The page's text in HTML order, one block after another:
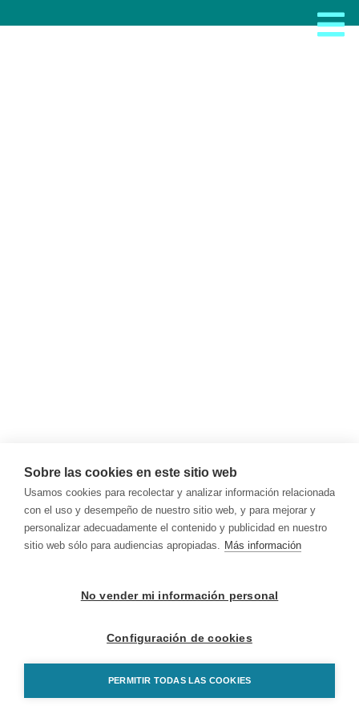
Sobre las cookies en este sitio web
Usamos cookies para recolectar y analizar información relacionada
con el uso y desempeño de nuestro sitio web, y para mejorar y
personalizar adecuadamente el contenido y publicidad en nuestro
sitio web sólo para audiencias apropiadas. Más información
No vender mi información personal
Configuración de cookies
PERMITIR TODAS LAS COOKIES